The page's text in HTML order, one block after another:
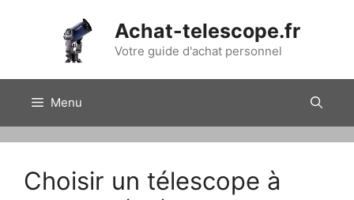
Achat-telescope.fr
Votre guide d'achat personnel
Menu
Choisir un télescope à